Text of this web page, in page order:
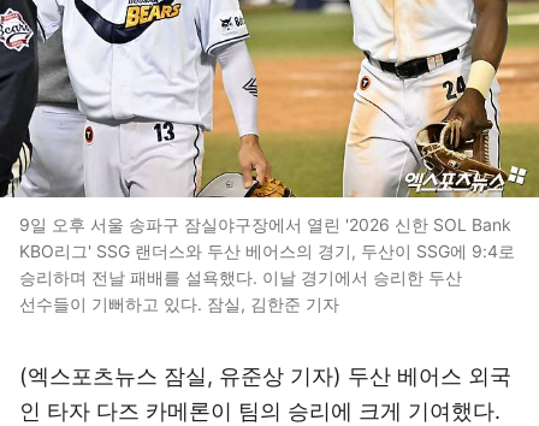
9일 오후 서울 송파구 잠실야구장에서 열린 '2026 신한 SOL Bank
KBO리그' SSG 랜더스와 두산 베어스의 경기, 두산이 SSG에 9:4로
승리하며 전날 패배를 설욕했다. 이날 경기에서 승리한 두산
선수들이 기뻐하고 있다. 잠실, 김한준 기자
(엑스포츠뉴스 잠실, 유준상 기자) 두산 베어스 외국
인 타자 다즈 카메론이 팀의 승리에 크게 기여했다.